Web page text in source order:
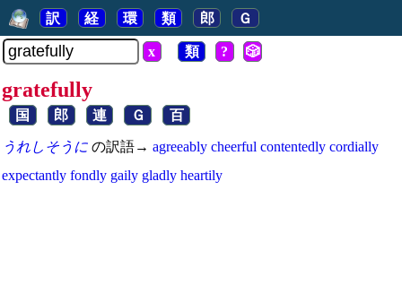
訳 経 環 類 郎 Ｇ
x 類 ? 🎲
gratefully
国 郎 連 Ｇ 百
うれしそうに の訳語→ agreeably cheerful contentedly cordially
expectantly fondly gaily gladly heartily